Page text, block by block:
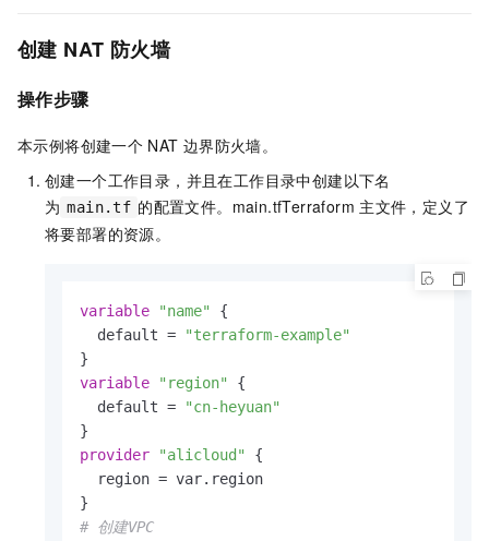
创建 NAT 防火墙
操作步骤
本示例将创建一个 NAT 边界防火墙。
创建一个工作目录，并且在工作目录中创建以下名
为 main.tf 的配置文件。 main.tfTerraform 主文件，定义了
将要部署的资源。
variable "name"
{
  default =
"terraform-example"
variable
"region"
{
  default =
"cn-heyuan"
provider
"alicloud"
{
  region = var.region
# 创建VPC